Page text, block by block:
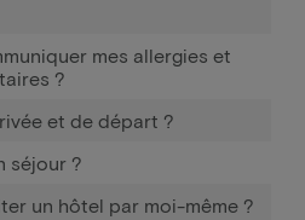
mes allergies et
?
et de départ ?
séjour ?
un hôtel par moi-même ?